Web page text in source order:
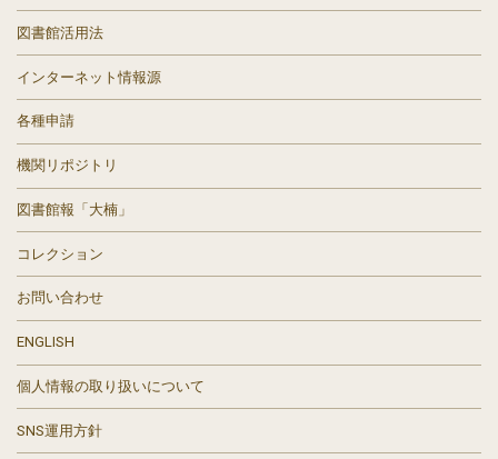
図書館活用法
インターネット情報源
各種申請
機関リポジトリ
図書館報「大楠」
コレクション
お問い合わせ
ENGLISH
個人情報の取り扱いについて
SNS運用方針